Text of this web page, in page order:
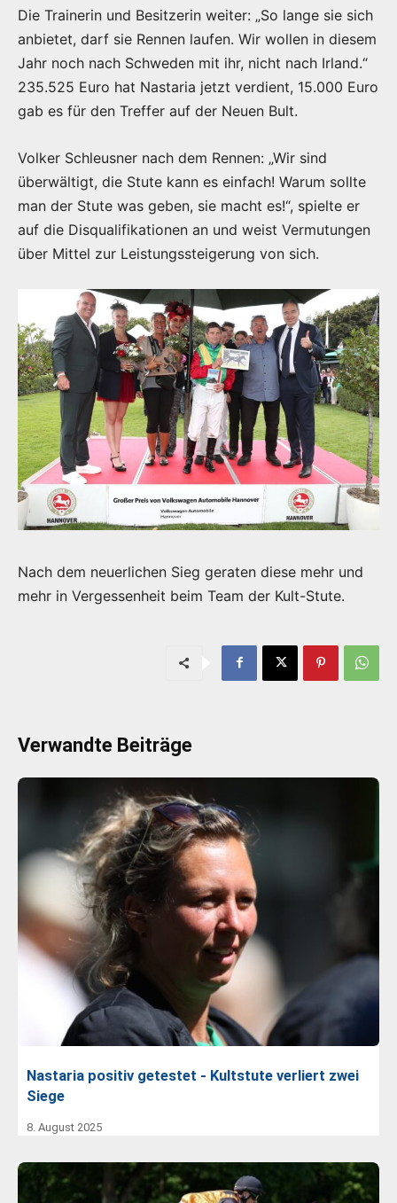
Die Trainerin und Besitzerin weiter: „So lange sie sich
anbietet, darf sie Rennen laufen. Wir wollen in diesem
Jahr noch nach Schweden mit ihr, nicht nach Irland.“
235.525 Euro hat Nastaria jetzt verdient, 15.000 Euro
gab es für den Treffer auf der Neuen Bult.
Volker Schleusner nach dem Rennen: „Wir sind
überwältigt, die Stute kann es einfach! Warum sollte
man der Stute was geben, sie macht es!“, spielte er
auf die Disqualifikationen an und weist Vermutungen
über Mittel zur Leistungssteigerung von sich.
Nach dem neuerlichen Sieg geraten diese mehr und
mehr in Vergessenheit beim Team der Kult-Stute.
Verwandte Beiträge
Nastaria positiv getestet - Kultstute verliert zwei
Siege
8. August 2025